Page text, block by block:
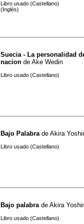
Libro usado (Castellano)
(Inglés)
Suecia - La personalidad
nacion de Ake Wedin
Libro usado (Castellano)
Bajo Palabra de Akira
Libro usado (Castellano)
Bajo palabra de Akira
Libro usado (Castellano)